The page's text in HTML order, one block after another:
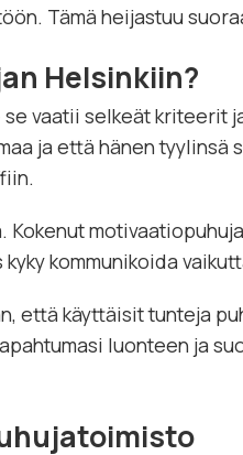
Tämä heijastuu
Helsinkiin?
vaatii selkeät kriteerit
ja että hänen
Kokenut
kommunikoida
että käyttäisit tunteja
luonteen ja